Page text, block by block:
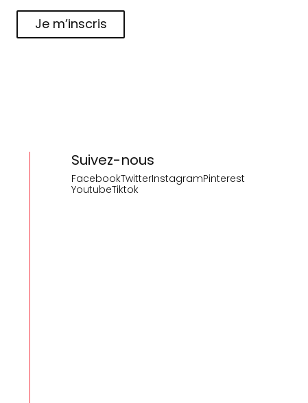
Je m’inscris
Suivez-nous
FacebookTwitterInstagramPinterest
YoutubeTiktok